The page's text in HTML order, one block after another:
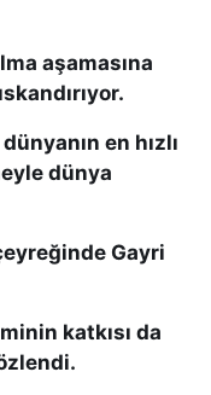
aşamasına
en hızlı
dünya
Gayri
katkısı da